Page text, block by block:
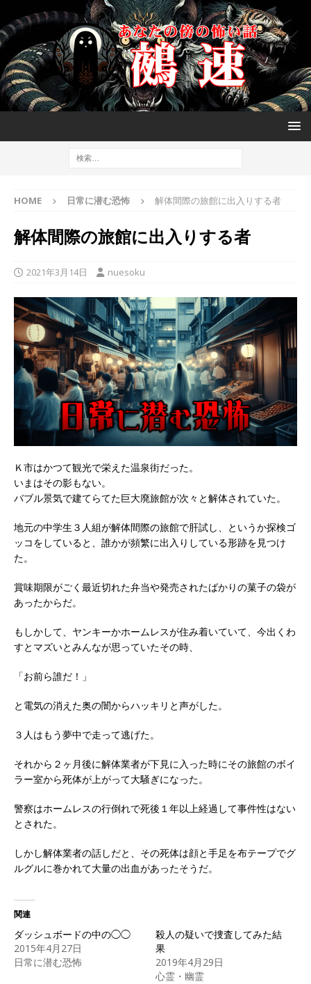
HOME 日常に潜む恐怖 解体間際の旅館に出入りする者
解体間際の旅館に出入りする者
2021年3月14日 nuesoku
Ｋ市はかつて観光で栄えた温泉街だった。
いまはその影もない。
バブル景気で建てらてた巨大廃旅館が次々と解体されていた。
地元の中学生３人組が解体間際の旅館で肝試し、というか探検ゴ
ッコをしていると、誰かが頻繁に出入りしている形跡を見つけ
た。
賞味期限がごく最近切れた弁当や発売されたばかりの菓子の袋が
あったからだ。
もしかして、ヤンキーかホームレスが住み着いていて、今出くわ
すとマズいとみんなが思っていたその時、
「お前ら誰だ！」
と電気の消えた奥の闇からハッキリと声がした。
３人はもう夢中で走って逃げた。
それから２ヶ月後に解体業者が下見に入った時にその旅館のボイ
ラー室から死体が上がって大騒ぎになった。
警察はホームレスの行倒れで死後１年以上経過して事件性はない
とされた。
しかし解体業者の話しだと、その死体は顔と手足を布テープでグ
ルグルに巻かれて大量の出血があったそうだ。
関連
ダッシュボードの中の◯◯
2015年4月27日
日常に潜む恐怖
殺人の疑いで捜査してみた結
果
2019年4月29日
心霊・幽霊